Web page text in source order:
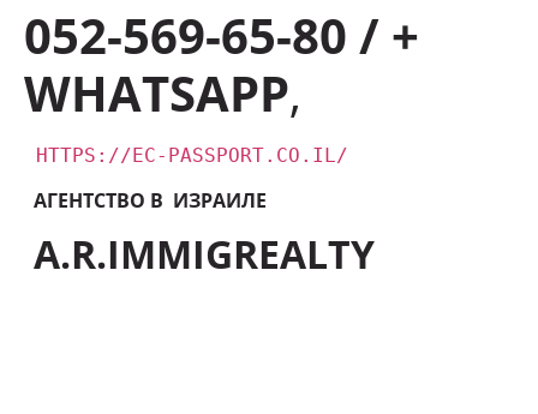
052-569-65-80 / +
WHATSAPP,
HTTPS://EC-PASSPORT.CO.IL/
АГЕНТСТВО В ИЗРАИЛЕ
A.R.IMMIGREALTY